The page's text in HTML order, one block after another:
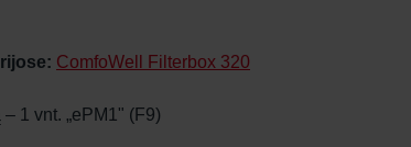
ComfoWell Filterbox 320
1 vnt. „ePM1" (F9)